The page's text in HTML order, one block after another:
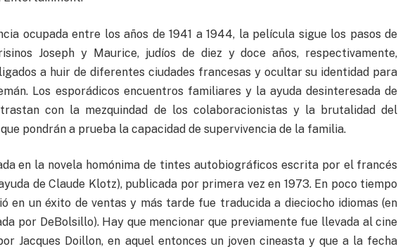
ocupada entre los años de 1941 a 1944, la película sigue los pasos de
Joseph y Maurice, judíos de diez y doce años, respectivamente,
a huir de diferentes ciudades francesas y ocultar su identidad para
Los esporádicos encuentros familiares y la ayuda desinteresada de
con la mezquindad de los colaboracionistas y la brutalidad del
pondrán a prueba la capacidad de supervivencia de la familia.
en la novela homónima de tintes autobiográficos escrita por el francés
de Claude Klotz), publicada por primera vez en 1973. En poco tiempo
en un éxito de ventas y más tarde fue traducida a dieciocho idiomas (en
por DeBolsillo). Hay que mencionar que previamente fue llevada al cine
Jacques Doillon, en aquel entonces un joven cineasta y que a la fecha